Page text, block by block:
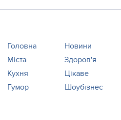
Головна
Новини
Міста
Здоров'я
Кухня
Цікаве
Гумор
Шоубізнес